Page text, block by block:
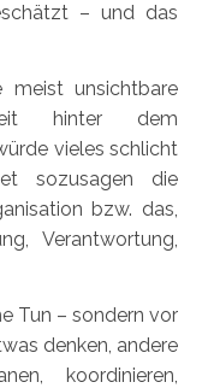
– und das
unsichtbare
hinter dem
vieles schlicht
sozusagen die
bzw. das,
Verantwortung,
Tun – sondern vor
denken, andere
koordinieren,